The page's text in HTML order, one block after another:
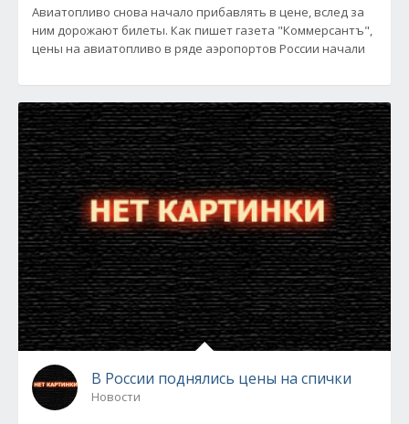
Авиатопливо снова начало прибавлять в цене, вслед за
ним дорожают билеты. Как пишет газета "Коммерсантъ",
цены на авиатопливо в ряде аэропортов России начали
В России поднялись цены на спички
Новости